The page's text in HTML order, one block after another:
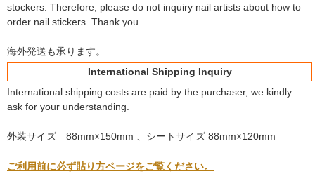
stockers. Therefore, please do not inquiry nail artists about how to
order nail stickers. Thank you.
海外発送も承ります。
International Shipping Inquiry
International shipping costs are paid by the purchaser, we kindly
ask for your understanding.
外装サイズ 88mm×150mm 、シートサイズ 88mm×120mm
ご利用前に必ず貼り方ページをご覧ください。